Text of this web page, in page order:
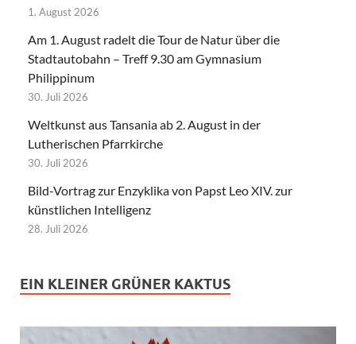
1. August 2026
Am 1. August radelt die Tour de Natur über die
Stadtautobahn – Treff 9.30 am Gymnasium
Philippinum
30. Juli 2026
Weltkunst aus Tansania ab 2. August in der
Lutherischen Pfarrkirche
30. Juli 2026
Bild-Vortrag zur Enzyklika von Papst Leo XIV. zur
künstlichen Intelligenz
28. Juli 2026
EIN KLEINER GRÜNER KAKTUS